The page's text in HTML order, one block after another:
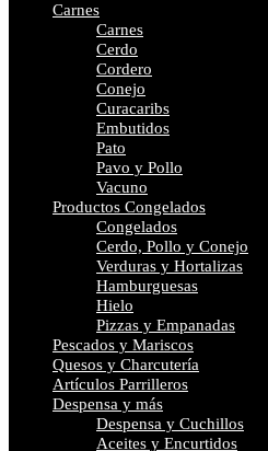
Carnes
Carnes
Cerdo
Cordero
Conejo
Curacaribs
Embutidos
Pato
Pavo y Pollo
Vacuno
Productos Congelados
Congelados
Cerdo, Pollo y Conejo
Verduras y Hortalizas
Hamburguesas
Hielo
Pizzas y Empanadas
Pescados y Mariscos
Quesos y Charcutería
Artículos Parrilleros
Despensa y más
Despensa y Cuchillos
Aceites y Encurtidos